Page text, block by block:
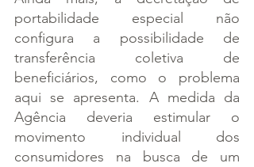
portabilidade especial não
configura a possibilidade de
transferência coletiva de
beneficiários, como o problema
aqui se apresenta. A medida da
Agência deveria estimular o
movimento individual dos
consumidores na busca de um